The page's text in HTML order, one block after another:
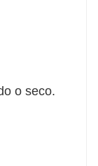
o seco.